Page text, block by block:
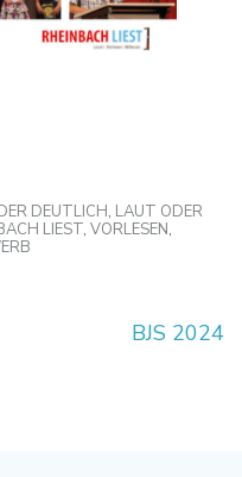
DEUTLICH, LAUT ODER
LIEST, VORLESEN,
BJS 2024